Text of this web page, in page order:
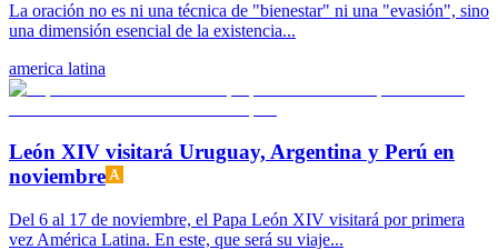
La oración no es ni una técnica de "bienestar" ni una "evasión", sino
una dimensión esencial de la existencia...
america latina
León XIV visitará Uruguay, Argentina y Perú en
noviembre
Del 6 al 17 de noviembre, el Papa León XIV visitará por primera
vez América Latina. En este, que será su viaje...